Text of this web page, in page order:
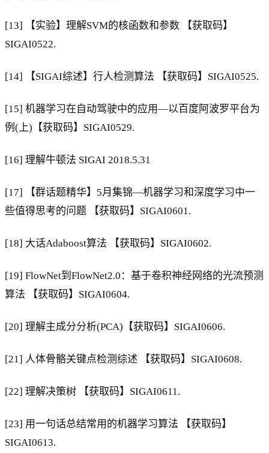
[13] 【实验】理解SVM的核函数和参数 【获取码】
SIGAI0522.
[14] 【SIGAI综述】行人检测算法 【获取码】SIGAI0525.
[15] 机器学习在自动驾驶中的应用—以百度阿波罗平台为
例(上)【获取码】SIGAI0529.
[16] 理解牛顿法 SIGAI 2018.5.31
[17] 【群话题精华】5月集锦—机器学习和深度学习中一
些值得思考的问题 【获取码】SIGAI0601.
[18] 大话Adaboost算法 【获取码】SIGAI0602.
[19] FlowNet到FlowNet2.0：基于卷积神经网络的光流预测
算法 【获取码】SIGAI0604.
[20] 理解主成分分析(PCA)【获取码】SIGAI0606.
[21] 人体骨骼关键点检测综述 【获取码】SIGAI0608.
[22] 理解决策树 【获取码】SIGAI0611.
[23] 用一句话总结常用的机器学习算法 【获取码】
SIGAI0613.